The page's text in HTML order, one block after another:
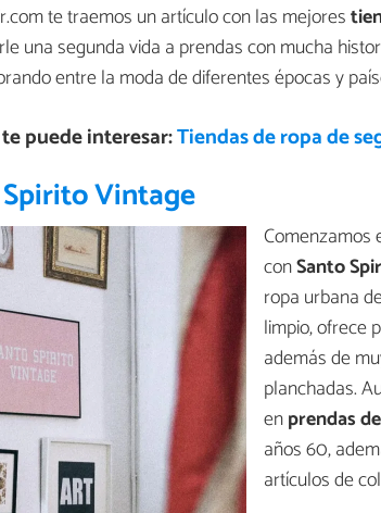
te traemos un artículo con las mejores
una segunda vida a prendas con mucha
entre la moda de diferentes épocas y
puede interesar:Tiendas de ropa de
Vintage
Comenzamos
conSanto
ropa urbana
limpio, ofrece
además de
planchadas.
enprendas
años 60,
artículos de